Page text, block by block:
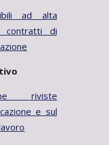
ad alta
contratti di
riviste
e sul